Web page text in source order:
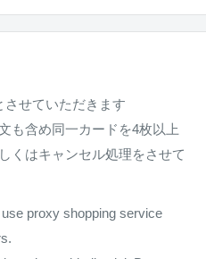
させていただきます
も含め同一カードを4枚以上
くはキャンセル処理をさせて
proxy shopping service